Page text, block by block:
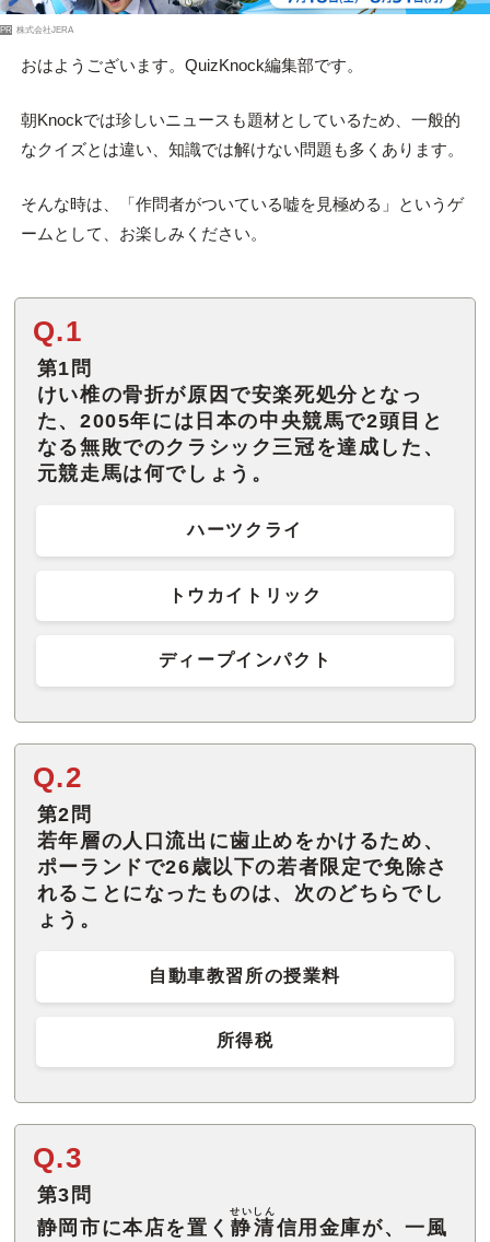
PR 株式会社JERA
おはようございます。QuizKnock編集部です。
朝Knockでは珍しいニュースも題材としているため、一般的
なクイズとは違い、知識では解けない問題も多くあります。
そんな時は、「作問者がついている嘘を見極める」というゲ
ームとして、お楽しみください。
Q.1
第1問
けい椎の骨折が原因で安楽死処分となっ
た、2005年には日本の中央競馬で2頭目と
なる無敗でのクラシック三冠を達成した、
元競走馬は何でしょう。
ハーツクライ
トウカイトリック
ディープインパクト
Q.2
第2問
若年層の人口流出に歯止めをかけるため、
ポーランドで26歳以下の若者限定で免除さ
れることになったものは、次のどちらでし
ょう。
自動車教習所の授業料
所得税
Q.3
第3問
静岡市に本店を置く 静清
せいしん
信用金庫が、一風